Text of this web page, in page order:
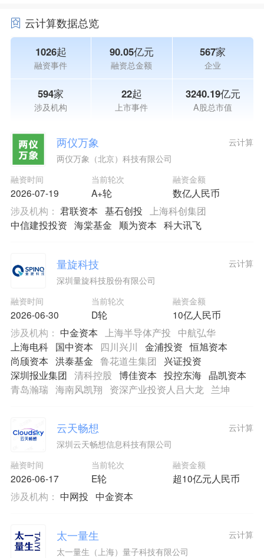
云计算数据总览
1026起
融资事件
90.05亿元
融资总金额
567家
企业
594家
涉及机构
22起
上市事件
3240.19亿元
A股总市值
两仪万象
两仪万象（北京）科技有限公司
融资时间
2026-07-19
当前轮次
A+轮
融资金额
数亿人民币
云计算
涉及机构： 君联资本 基石创投
上海科创集团
中信建投投资 海棠基金 顺为资本 科大讯飞
量旋科技
深圳量旋科技股份有限公司
融资时间
2026-06-30
当前轮次
D轮
融资金额
10亿人民币
云计算
涉及机构： 中金资本 上海半导体产投
中航弘华
上海电科 国中资本 四川兴川 金浦投资 恒旭资本
尚颀资本 洪泰基金 鲁花道生集团
兴证投资
深圳报业集团 清科控股 博佳资本 投控东海 晶凯资本
青岛瀚瑞 海南风凯翔 资深产业投资人吕大龙 兰坤
云天畅想
深圳云天畅想信息科技有限公司
融资时间
2026-06-17
当前轮次
E轮
融资金额
超10亿元人民币
云计算
涉及机构： 中网投 中金资本
太一量生
太一量生（上海）量子科技有限公司
云计算